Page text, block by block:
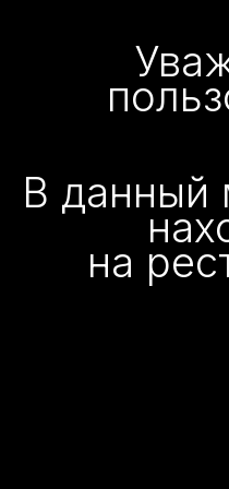
В данный
на